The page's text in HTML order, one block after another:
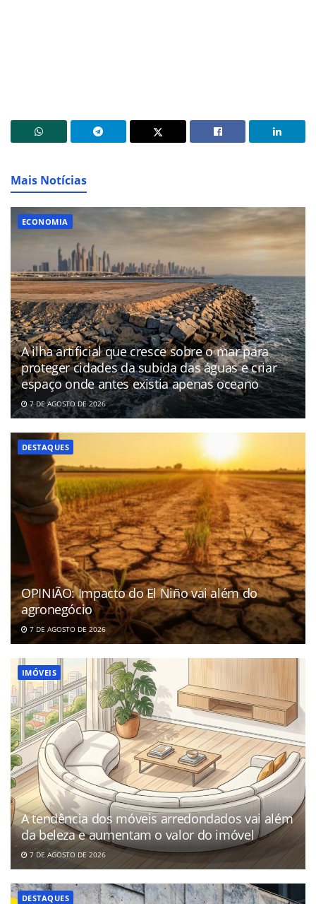
Mais Notícias
ECONOMIA
A ilha artificial que cresce sobre o mar para
proteger cidades da subida das águas e criar
espaço onde antes existia apenas oceano
7 DE AGOSTO DE 2026
DESTAQUES
OPINIÃO: Impacto do El Niño vai além do
agronegócio
7 DE AGOSTO DE 2026
IMÓVEIS
A tendência dos móveis arredondados vai além
da beleza e aumentam o valor do imóvel
7 DE AGOSTO DE 2026
DESTAQUES